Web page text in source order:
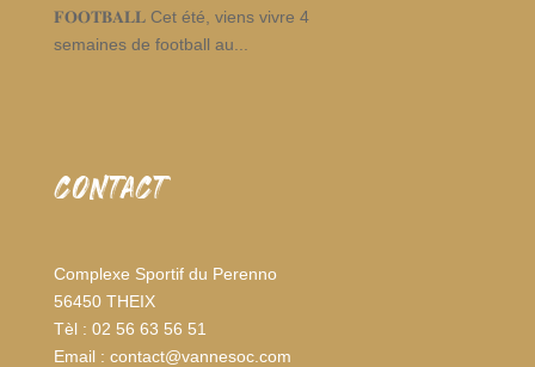
𝐅𝐎𝐎𝐓𝐁𝐀𝐋𝐋 Cet été, viens vivre 4
semaines de football au...
CONTACT
Complexe Sportif du Perenno
56450 THEIX
Tèl : 02 56 63 56 51
Email : contact@vannesoc.com